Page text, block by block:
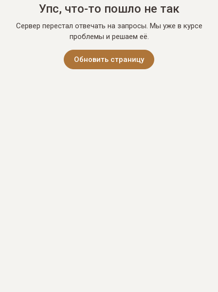
Упс, что-то пошло не так
Сервер перестал отвечать на запросы. Мы уже в курсе
проблемы и решаем её.
Обновить страницу